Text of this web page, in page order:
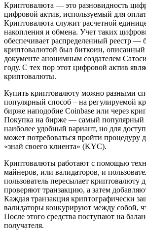
Криптовалюта — это разновидность
цифровой актив, используемый для
Криптовалюта служит расчетной
накопления и обмена. Учет таких
обеспечивает распределенный реестр —
криптовалютой был биткоин,
документе анонимным создателем
году. С тех пор этот цифровой актив
криптовалюты.
Купить криптовалюту можно разными
популярный способ – на регулируемой
бирже наподобие Coinbase или через
Покупка на бирже — самый популярный
наиболее удобный вариант, но для
может потребоваться пройти процедуру
«знай своего клиента» (KYC).
Криптовалюты работают с помощью
майнеров, или валидаторов, и
пользователь пересылает криптовалюту
проверяют транзакцию, а затем
Каждая транзакция криптографически
валидаторы конкурируют между собой,
После этого средства поступают на
получателя.